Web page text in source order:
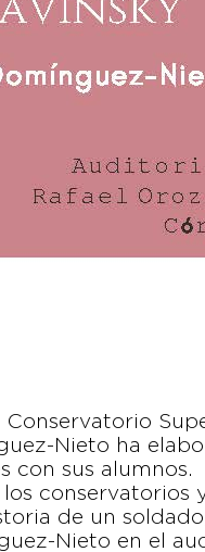
Nieto ha
con sus alumnos.
los conservatorios
de un
Nieto en el